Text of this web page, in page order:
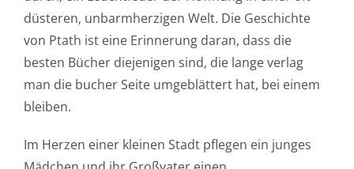
düsteren, unbarmherzigen Welt. Die Geschichte
von Ptath ist eine Erinnerung daran, dass die
besten Bücher diejenigen sind, die lange verlag
man die bucher Seite umgeblättert hat, bei einem
bleiben.
Im Herzen einer kleinen Stadt pflegen ein junges
new
world
of
possibilities
for